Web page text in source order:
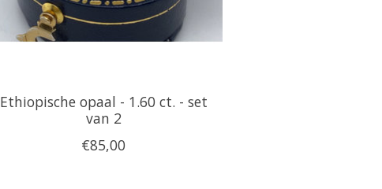
Ethiopische opaal - 1.60 ct. - set
van 2
€85,00